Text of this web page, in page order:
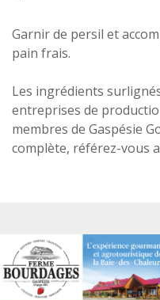
Garnir de persil et
pain frais.
Les ingrédients
entreprises de
membres de Gaspésie
complète, référez-vous